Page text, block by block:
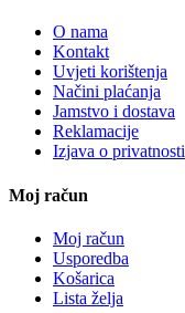
O nama
Kontakt
Uvjeti korištenja
Načini plaćanja
Jamstvo i dostava
Reklamacije
Izjava o privatnosti
Moj račun
Moj račun
Usporedba
Košarica
Lista želja